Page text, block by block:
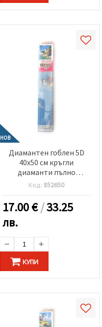
НОВ
Диамантен гоблен 5D
40x50 см кръгли
диаманти пълно
облепяне -Фар край
Код: 852650
17.00€/33.25
лв.
КУПИ